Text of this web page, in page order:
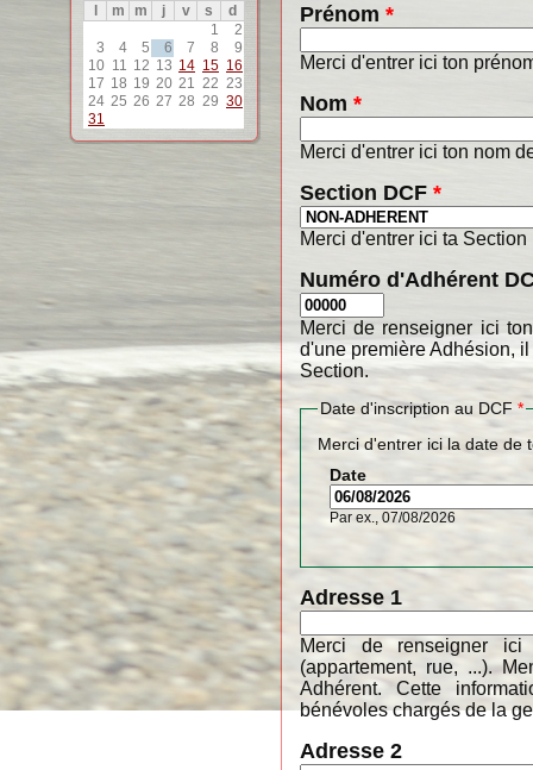
m m j v s
d
1
2
3
4 5 6 7 8
9
10 11 12 13 14 15 16
17 18 19 20 21 22 23
24 25 26 27 28 29 30
31
Prénom *
Merci d'entrer ici ton
Nom *
Merci d'entrer ici ton nom
Section DCF *
Merci d'entrer ici ta
Numéro d'Adhérent
Merci de renseigner ici
d'une première Adhésion,
Section.
Date d'inscription au DCF *
Merci d'entrer ici la date de
Date
Par ex., 07/08/2026
Adresse 1
Merci de renseigner
(appartement, rue, ...).
Adhérent. Cette
bénévoles chargés de la
Adresse 2